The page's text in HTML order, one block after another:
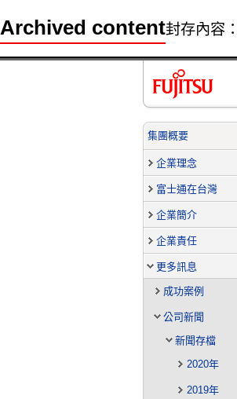
Archived content封存內容
集團概要
企業理念
富士通在台灣
企業簡介
企業責任
更多訊息
成功案例
公司新聞
新聞存檔
2020年
2019年